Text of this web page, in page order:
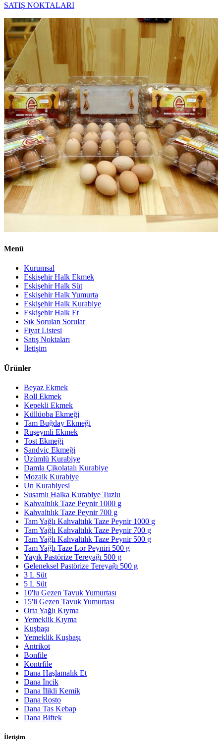
SATIŞ NOKTALARI
Menü
Kurumsal
Eskişehir Halk Ekmek
Eskişehir Halk Süt
Eskişehir Halk Yumurta
Eskişehir Halk Kurabiye
Eskişehir Halk Et
Sık Sorulan Sorular
Fiyat Listesi
Satış Noktaları
İletişim
Ürünler
Beyaz Ekmek
Roll Ekmek
Kepekli Ekmek
Küllüoba Ekmeği
Tam Buğday Ekmeği
Ruşeymli Ekmek
Tost Ekmeği
Sandviç Ekmeği
Üzümlü Kurabiye
Damla Çikolatalı Kurabiye
Mozaik Kurabiye
Un Kurabiyesi
Susamlı Halka Kurabiye Tuzlu
Kahvaltılık Taze Peynir 1000 g
Kahvaltılık Taze Peynir 700 g
Tam Yağlı Kahvaltılık Taze Peynir 1000 g
Tam Yağlı Kahvaltılık Taze Peynir 700 g
Tam Yağlı Kahvaltılık Taze Peynir 500 g
Tam Yağlı Taze Lor Peyniri 500 g
Yayık Pastörize Tereyağı 500 g
Geleneksel Pastörize Tereyağı 500 g
3 L Süt
5 L Süt
10'lu Gezen Tavuk Yumurtası
15'li Gezen Tavuk Yumurtası
Orta Yağlı Kıyma
Yemeklik Kıyma
Kuşbaşı
Yemeklik Kuşbaşı
Antrikot
Bonfile
Kontrfile
Dana Haşlamalık Et
Dana İncik
Dana İlikli Kemik
Dana Rosto
Dana Tas Kebap
Dana Biftek
İletişim